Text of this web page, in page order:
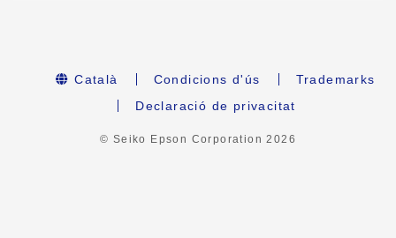
Català Condicions d'ús
Trademarks
Declaració de privacitat
© Seiko Epson Corporation2026